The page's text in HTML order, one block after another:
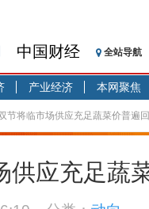
中国财经 全站导航
产业经济 本网聚焦
节将临市场供应充足蔬菜价普遍
供应充足蔬